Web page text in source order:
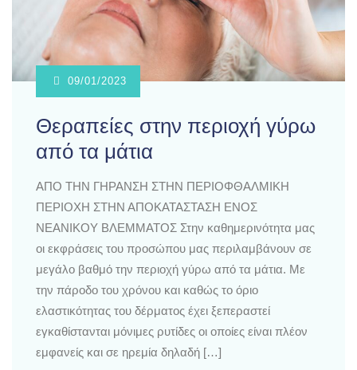
09/01/2023
Θεραπείες στην περιοχή γύρω
από τα μάτια
ΑΠΟ ΤΗΝ ΓΗΡΑΝΣΗ ΣΤΗΝ ΠΕΡΙΟΦΘΑΛΜΙΚΗ
ΠΕΡΙΟΧΗ ΣΤΗΝ ΑΠΟΚΑΤΑΣΤΑΣΗ ΕΝΟΣ
ΝΕΑΝΙΚΟΥ ΒΛΕΜΜΑΤΟΣ Στην καθημερινότητα μας
οι εκφράσεις του προσώπου μας περιλαμβάνουν σε
μεγάλο βαθμό την περιοχή γύρω από τα μάτια. Με
την πάροδο του χρόνου και καθώς το όριο
ελαστικότητας του δέρματος έχει ξεπεραστεί
εγκαθίστανται μόνιμες ρυτίδες οι οποίες είναι πλέον
εμφανείς και σε ηρεμία δηλαδή […]